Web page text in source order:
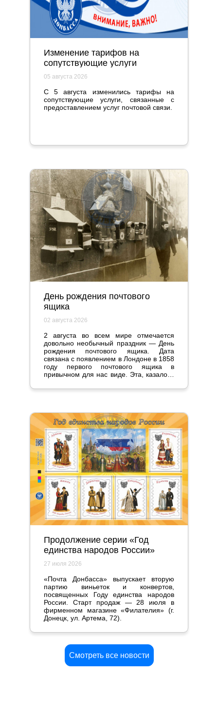
Изменение тарифов на
сопутствующие услуги
05 августа 2026
С 5 августа изменились тарифы на
сопутствующие услуги, связанные с
предоставлением услуг почтовой связи.
День рождения почтового
ящика
02 августа 2026
2 августа во всем мире отмечается
довольно необычный праздник — День
рождения почтового ящика. Дата
связана с появлением в Лондоне в 1858
году первого почтового ящика в
привычном для нас виде. Эта, казалось
и серьезно повлияла на жизнь
Продолжение серии «Год
единства народов России»
27 июля 2026
«Почта Донбасса» выпускает вторую
партию виньеток и конвертов,
посвященных Году единства народов
России. Старт продаж — 28 июля в
фирменном магазине «Филателия» (г.
Донецк, ул. Артема, 72).
Смотреть все новости